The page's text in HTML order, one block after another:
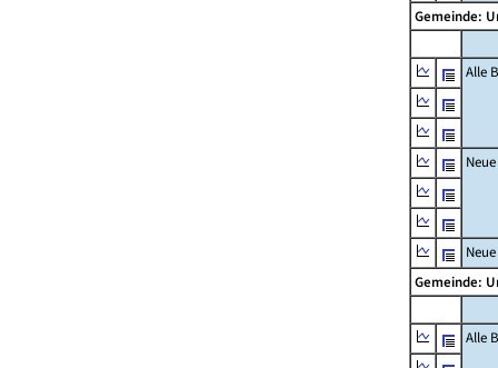
Gemeinde:
Alle
Gemeinde:
Alle